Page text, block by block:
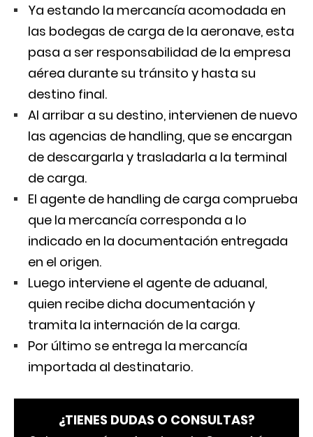
Ya estando la mercancía acomodada en
las bodegas de carga de la aeronave, esta
pasa a ser responsabilidad de la empresa
aérea durante su tránsito y hasta su
destino final.
Al arribar a su destino, intervienen de nuevo
las agencias de handling, que se encargan
de descargarla y trasladarla a la terminal
de carga.
El agente de handling de carga comprueba
que la mercancía corresponda a lo
indicado en la documentación entregada
en el origen.
Luego interviene el agente de aduanal,
quien recibe dicha documentación y
tramita la internación de la carga.
Por último se entrega la mercancía
importada al destinatario.
¿TIENES DUDAS O CONSULTAS?